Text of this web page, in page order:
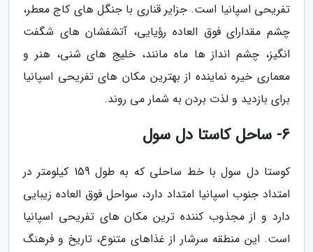
تفریحی اسپانیا است. جزایر قناری با جنگل های کاج معطر،
چشم مقدارای فوق العاده رؤیایی، آتشفشان های شگفت
انگیز، چشم انداز ها ماه مانند، خلیج های شنی، هنر و
معماری خیره نماینده از بهترین مکان های تفریحی اسپانیا
برای بازدید و لذت بردن به شمار می روند.
6- ساحل کاستا دل سول
کوستا دل سول با خط ساحلی که به طول 159 کیلومتر در
امتداد جنوب اسپانیا امتداد دارد، سواحل فوق العاده زیبایی
دارد و از مجذوب کننده ترین مکان های تفریحی اسپانیا
است. این منطقه سرشار از غذاهای متنوع، تاریخ و فرهنگ